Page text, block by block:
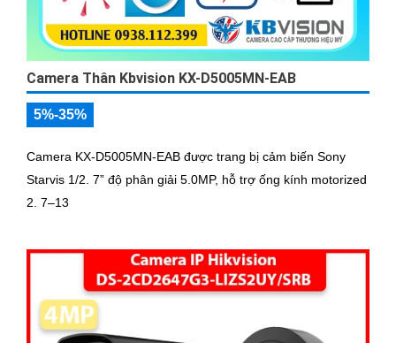
Camera Thân Kbvision KX-D5005MN-EAB
5%-35%
Camera KX-D5005MN-EAB được trang bị cảm biến Sony
Starvis 1/2. 7” độ phân giải 5.0MP, hỗ trợ ống kính motorized
2. 7–13